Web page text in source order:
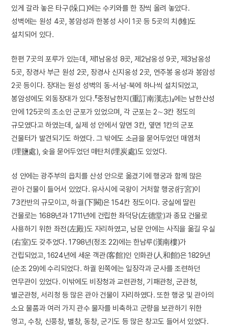
있게 갈라 놓은 타구(垛口)에는 수키와를 한 장씩 올려 놓았다.
성벽에는 원성 4곳, 봉암성과 한봉성 사이 1곳 등 5곳의 치(雉)도
설치되어 있다.
한편 7곳의 포루가 있는데, 제1남옹성 8곳, 제2남옹성 9곳, 제3남옹성
5곳, 장경사 부근 원성 2곳, 장경사 신지옹성 2곳, 연주봉 옹성과 봉암성
2곳 등이다. 장대는 원성 성벽의 동·서·남·북에 하나씩 설치되었고,
봉암성에도 외동장대가 있다.『중정남한지(重訂南漢志)』에는 남한산성
안에 125곳의 초소인 군포가 있었으며, 각 군포는 2∼3칸 정도의
규모였다고 하였는데, 실제 성 안에서 앞면 3칸, 옆면 1칸의 군포
건물터가 발견되기도 하였다. 그 밖에도 소금을 묻어두었던 매염처
(埋鹽處), 숯을 묻어두었던 매탄처(埋炭處)도 있었다.
성 안에는 광주부의 읍치를 산성 안으로 옮겼기에 행궁과 함께 많은
관아 건물이 들어서 있었다. 유사시에 국왕이 거처할 행궁(行宮)이
73칸반의 규모이고, 하궐(下闕)은 154칸 정도이다. 궁실에 딸린
건물로는 1688년과 1711년에 건립한 좌덕당(左德堂)과 종묘 건물로
사용하기 위한 좌전(左殿)도 자리하였고, 남문 안에는 사직을 옮길 우실
(右室)도 갖추었다. 1798년(정조 22)에는 한남루(漢南樓)가
건립되었고, 1624년에 세운 객관(客館)인 인화관(人和館)은 1829년
(순조 29)에 수리되었다. 하궐 왼쪽에는 일장각과 군사를 조련하던
연무관이 있었다. 이밖에도 비장청과 교련관청, 기패관청, 군관청,
별군관청, 서리청 등 많은 관아 건물이 자리하였다. 또한 행궁 및 관아의
소요 물품과 여러 가지 관수 물자를 비축하고 군량을 보관하기 위한
영고, 수창, 신풍창, 별창, 동창, 군기도 등 많은 창고도 들어서 있었다.